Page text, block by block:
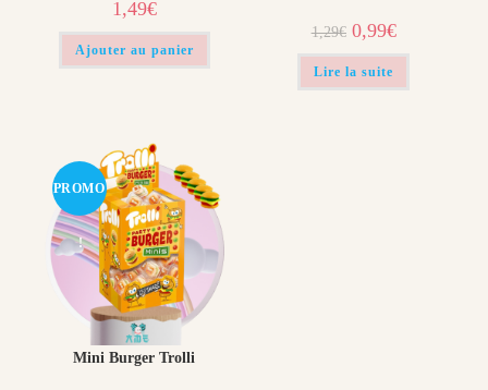
1,49€
Ajouter au panier
1,29€ 0,99€
Lire la suite
PROMO
!
Mini Burger Trolli